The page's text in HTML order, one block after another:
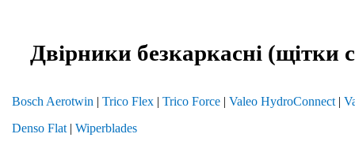
Двірники безкаркасні (щітки
Bosch Aerotwin | Trico Flex | Trico Force | Valeo HydroConnect |
Denso Flat | Wiperblades